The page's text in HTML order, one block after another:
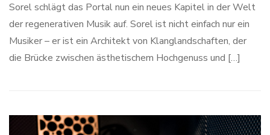
Sorel schlägt das Portal nun ein neues Kapitel in der Welt
der regenerativen Musik auf. Sorel ist nicht einfach nur ein
Musiker – er ist ein Architekt von Klanglandschaften, der
die Brücke zwischen ästhetischem Hochgenuss und […]